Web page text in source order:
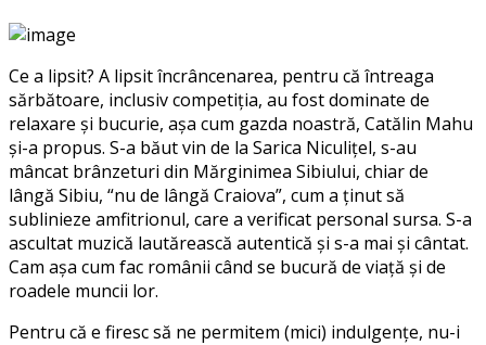
Ce a lipsit? A lipsit încrâncenarea, pentru că întreaga
sărbătoare, inclusiv competiția, au fost dominate de
relaxare și bucurie, așa cum gazda noastră, Catălin Mahu
și-a propus. S-a băut vin de la Sarica Niculițel, s-au
mâncat brânzeturi din Mărginimea Sibiului, chiar de
lângă Sibiu, “nu de lângă Craiova”, cum a ținut să
sublinieze amfitrionul, care a verificat personal sursa. S-a
ascultat muzică lautărească autentică și s-a mai și cântat.
Cam așa cum fac românii când se bucură de viață și de
roadele muncii lor.
Pentru că e firesc să ne permitem (mici) indulgențe, nu-i